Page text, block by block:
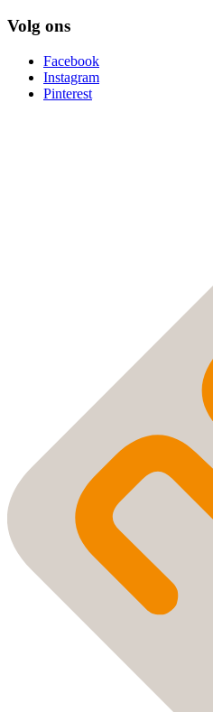
Volg ons
Facebook
Instagram
Pinterest